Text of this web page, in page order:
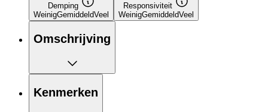
Demping
WeinigGemiddeldVeel
Responsiviteit
WeinigGemiddeldVeel
Omschrijving
Kenmerken